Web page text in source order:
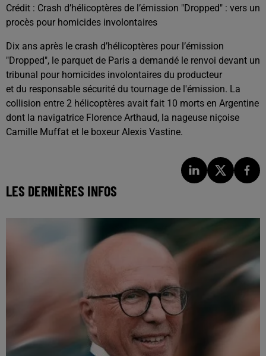
Crédit : Crash d’hélicoptères de l’émission "Dropped" : vers un
procès pour homicides involontaires
Dix ans après le crash d’hélicoptères pour l’émission
"Dropped", le parquet de Paris a demandé le renvoi devant un
tribunal pour homicides involontaires du producteur
et du responsable sécurité du tournage de l'émission. La
collision entre 2 hélicoptères avait fait 10 morts en Argentine
dont la navigatrice Florence Arthaud, la nageuse niçoise
Camille Muffat et le boxeur Alexis Vastine.
LES DERNIÈRES INFOS